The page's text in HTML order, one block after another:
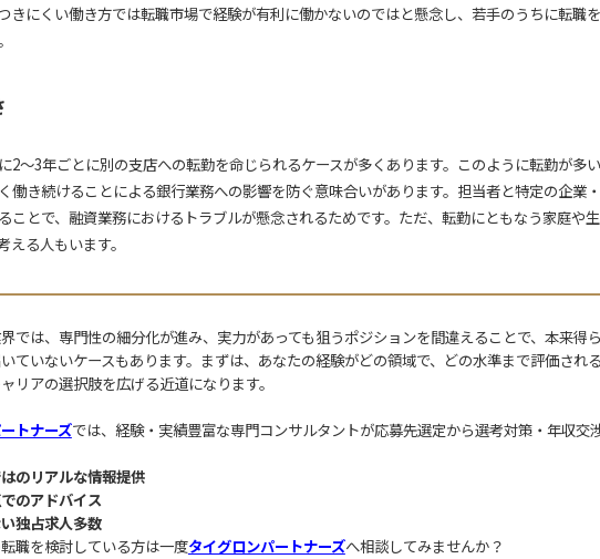
きにくい働き方では転職市場で経験が有利に働かないのではと懸念し、若手のうちに転職
2～3年ごとに別の支店への転勤を命じられるケースが多くあります。このように転勤が多
働き続けることによる銀行業務への影響を防ぐ意味合いがあります。担当者と特定の企業
ことで、融資業務におけるトラブルが懸念されるためです。ただ、転勤にともなう家庭や
える人もいます。
では、専門性の細分化が進み、実力があっても狙うポジションを間違えることで、本来得
ていないケースもあります。まずは、あなたの経験がどの領域で、どの水準まで評価され
リアの選択肢を広げる近道になります。
トナーズでは、経験・実績豊富な専門コンサルタントが応募先選定から選考対策・年収交
のリアルな情報提供
のアドバイス
独占求人多数
職を検討している方は一度タイグロンパートナーズへ相談してみませんか？